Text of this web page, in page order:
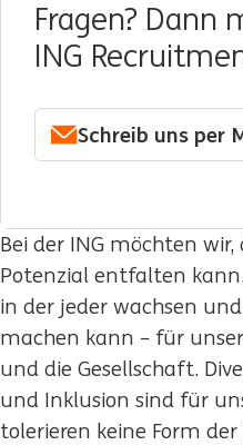
Fragen? Dann
ING
Schreib uns per
Bei der ING möchten wir,
Potenzial entfalten
in der jeder wachsen
machen kann – für
und die Gesellschaft.
und Inklusion sind für
tolerieren keine Form